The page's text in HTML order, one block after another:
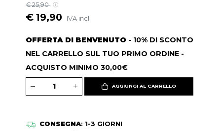
€ 25,90
€ 19,90 IVA incl.
OFFERTA DI BENVENUTO - 10% DI SCONTO
NEL CARRELLO SUL TUO PRIMO ORDINE -
ACQUISTO MINIMO 30,00€
AGGIUNGI AL CARRELLO
CONSEGNA: 1-3 GIORNI